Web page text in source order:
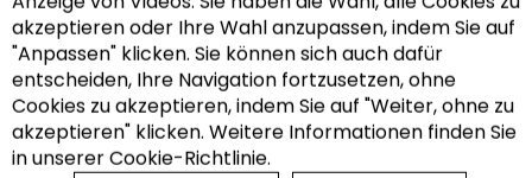
Recherche
jenseits der grenze
01/2023
Grenzüberschreitendes
Mobilität und Transport
akzeptieren oder Ihre Wahl anzupassen, indem Sie auf
"Anpassen" klicken. Sie können sich auch dafür
entscheiden, Ihre Navigation fortzusetzen, ohne
Cookies zu akzeptieren, indem Sie auf "Weiter, ohne zu
akzeptieren" klicken. Weitere Informationen finden Sie
in unserer Cookie-Richtlinie.